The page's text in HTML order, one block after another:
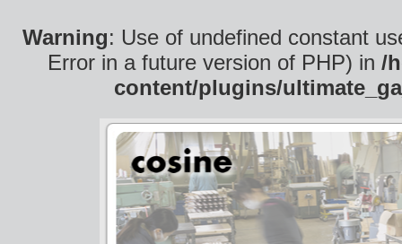
Warning: Use of undefined constant
Error in a future version of PHP) in /
content/plugins/